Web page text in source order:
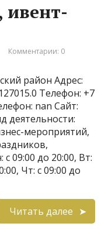
ивент-
Комментарии: 0
район Адрес:
Телефон: +7
nan Сайт:
деятельности:
мероприятий,
09:00 до 20:00, Вт:
Чт: с 09:00 до
Читать далее